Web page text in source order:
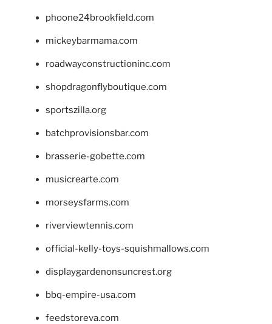
phoone24brookfield.com
mickeybarmama.com
roadwayconstructioninc.com
shopdragonflyboutique.com
sportszilla.org
batchprovisionsbar.com
brasserie-gobette.com
musicrearte.com
morseysfarms.com
riverviewtennis.com
official-kelly-toys-squishmallows.com
displaygardenonsuncrest.org
bbq-empire-usa.com
feedstoreva.com